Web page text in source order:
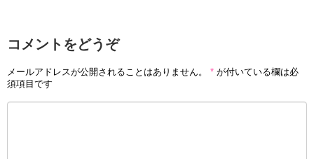
コメントをどうぞ
メールアドレスが公開されることはありません。 * が付いている欄は必
須項目です